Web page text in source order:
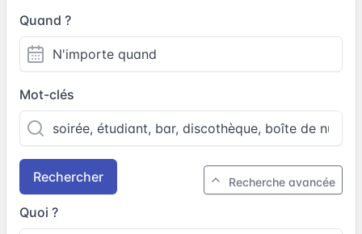
Quand ?
Mot-clés
Rechercher Recherche avancée
Quoi ?